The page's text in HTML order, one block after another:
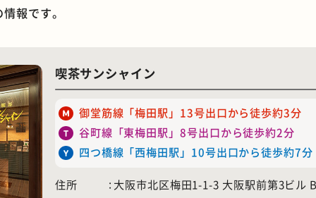
ホテル 遊具
報です。
喫茶サンシャイン
御堂筋線「梅田駅」13号出口から徒歩約3分
谷町線「東梅田駅」8号出口から徒歩約2分
四つ橋線「西梅田駅」10号出口から徒歩約7分
住所 大阪市北区梅田1-1-3 大阪駅前第3ビル